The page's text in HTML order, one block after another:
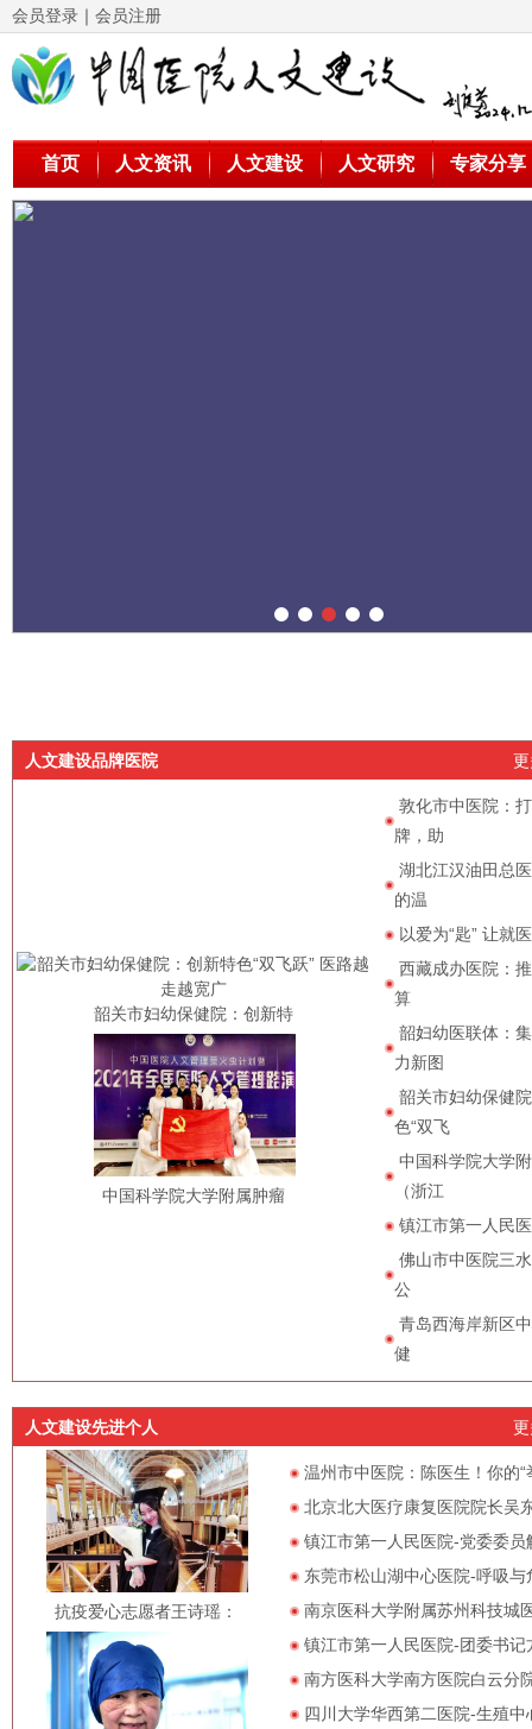
会员登录 ｜ 会员注册
首页 人文资讯 人文建设 人文研究 专家分享
人文建设品牌医院
韶关市妇幼保健院：创新特
中国科学院大学附属肿瘤
敦化市中医院：
牌，助
湖北江汉油田总
的温
以爱为“匙” 让就
西藏成办医院：
算
韶妇幼医联体：
力新图
韶关市妇幼保健
色“双飞
中国科学院大学
（浙江
镇江市第一人民
佛山市中医院三
公
青岛西海岸新区
健
人文建设先进个人
抗疫爱心志愿者王诗瑶：​
温州市中医院：陈医生！你的“
北京北大医疗康复医院院长​吴
镇江市第一人民医院-党委委员
东莞市松山湖中心医院-呼吸与
南京医科大学附属苏州科技城
镇江市第一人民医院-团委书记
南方医科大学南方医院白云分
四川大学华西第二医院-生殖中